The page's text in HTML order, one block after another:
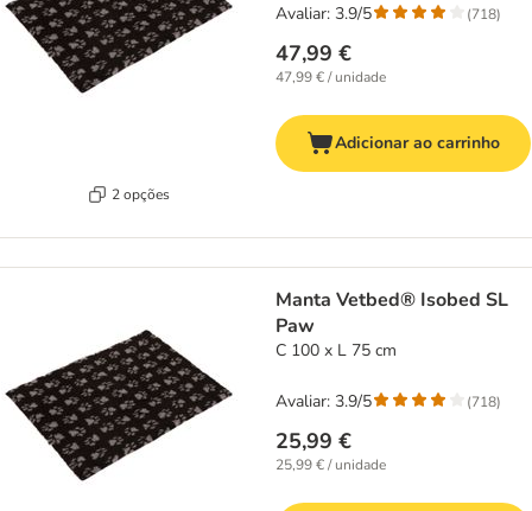
2 opções
47,99 €
47,99 € / unidade
Avaliar: 3.9/5 (718)
Adicionar ao carrinho
Manta Vetbed® Isobed SL
Paw
C 100 x L 75 cm
25,99 €
25,99 € / unidade
Avaliar: 3.9/5 (718)